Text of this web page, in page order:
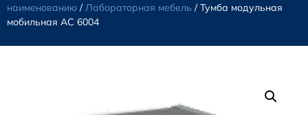
наименованию /Лабораторная мебель / Тумба модульная
мобильная АС 6004